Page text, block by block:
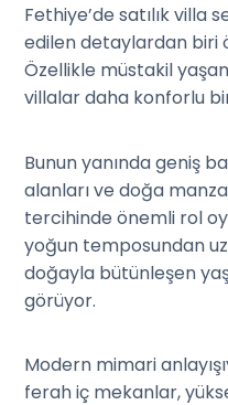
Fethiye’de satılık
edilen detaylardan biri
Özellikle müstakil
villalar daha konforlu
Bunun yanında geniş
alanları ve doğa
tercihinde önemli rol
yoğun temposundan
doğayla bütünleşen
görüyor.
Modern mimari
ferah iç mekanlar,